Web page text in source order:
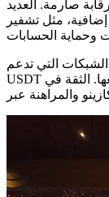
صارمة. العديد
مثل تشفير
التي تدعم
USDT والاعتماد على منصات موثوقة للتعامل معها. الثقة في